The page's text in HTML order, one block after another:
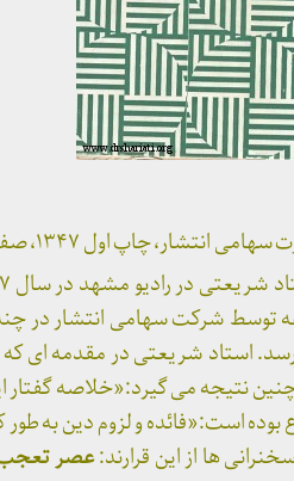
چاپ اول ۱۳۴۷، صفحه ۲۸۷.
شرکت سهامی انتشار در
رسد. استاد شریعتی در مقدمه ای
نتیجه می گیرد:«خلاصه
است:«فائده و لزوم دین به
ها از این قرارند:عصر